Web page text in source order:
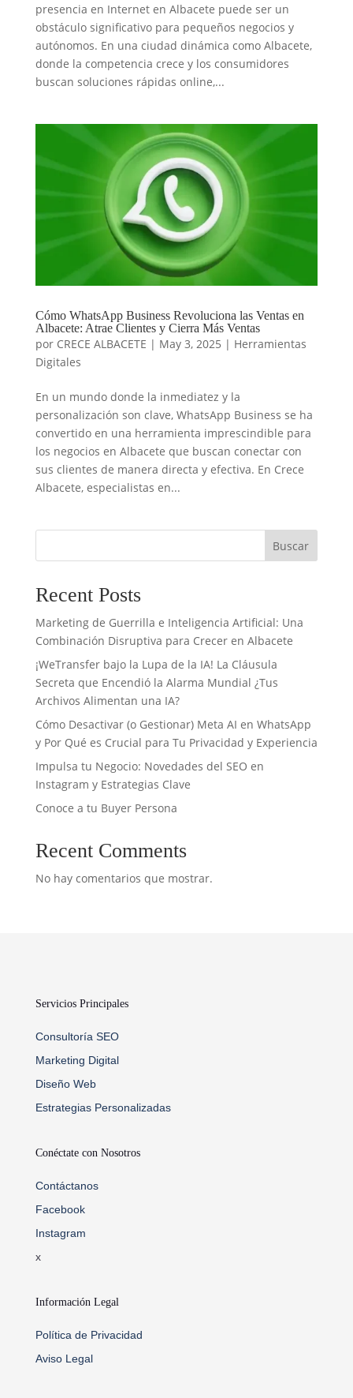
presencia en Internet en Albacete puede ser un
obstáculo significativo para pequeños negocios y
autónomos. En una ciudad dinámica como Albacete,
donde la competencia crece y los consumidores
buscan soluciones rápidas online,...
Cómo WhatsApp Business Revoluciona las Ventas en
Albacete: Atrae Clientes y Cierra Más Ventas
por CRECE ALBACETE | May 3, 2025 | Herramientas
Digitales
En un mundo donde la inmediatez y la
personalización son clave, WhatsApp Business se ha
convertido en una herramienta imprescindible para
los negocios en Albacete que buscan conectar con
sus clientes de manera directa y efectiva. En Crece
Albacete, especialistas en...
Buscar
Recent Posts
Marketing de Guerrilla e Inteligencia Artificial: Una
Combinación Disruptiva para Crecer en Albacete
¡WeTransfer bajo la Lupa de la IA! La Cláusula
Secreta que Encendió la Alarma Mundial ¿Tus
Archivos Alimentan una IA?
Cómo Desactivar (o Gestionar) Meta AI en WhatsApp
y Por Qué es Crucial para Tu Privacidad y Experiencia
Impulsa tu Negocio: Novedades del SEO en
Instagram y Estrategias Clave
Conoce a tu Buyer Persona
Recent Comments
No hay comentarios que mostrar.
Servicios Principales
Consultoría SEO
Marketing Digital
Diseño Web
Estrategias Personalizadas
Conéctate con Nosotros
Contáctanos
Facebook
Instagram
x
Información Legal
Política de Privacidad
Aviso Legal